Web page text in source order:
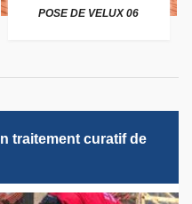
POSE DE VELUX 06
traitement curatif de